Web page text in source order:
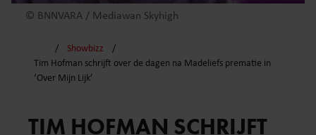
© BNNVARA / Mediawan Skyhigh
Showbizz
Tim Hofman schrijft over de dagen na Madeliefs prematie in
‘Over Mijn Lijk’
TIM HOFMAN SCHRIJFT